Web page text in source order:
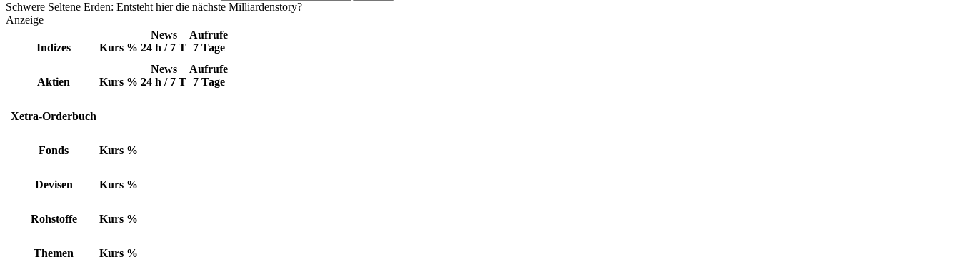
Schwere Seltene Erden: Entsteht hier die nächste Milliardenstory?
Anzeige
Indizes Kurs %
News
24 h / 7 T
Aufrufe
7 Tage
Aktien Kurs %
News
24 h / 7 T
Aufrufe
7 Tage
Xetra-Orderbuch
Fonds Kurs %
Devisen Kurs %
Rohstoffe Kurs %
Themen Kurs %